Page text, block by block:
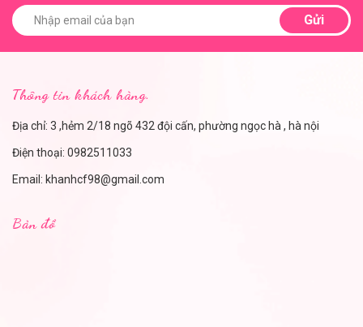
Gửi
Thông tin khách hàng.
Địa chỉ: 3 ,hẻm 2/18 ngõ 432 đội cấn, phường ngọc hà , hà nội
Điện thoại: 0982511033
Email: khanhcf98@gmail.com
Bản đồ